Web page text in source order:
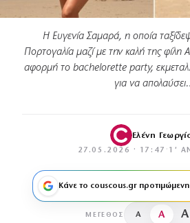
Η Ευγενία Σαμαρά, η οποία
Πορτογαλία μαζί με την καλή της
αφορμή το bachelorette party,
για να
Ελένη
27.05.2026 · 17:47 · 1′
Κάνε το couscous.gr
ΜΈΓΕΘΟΣ A A A